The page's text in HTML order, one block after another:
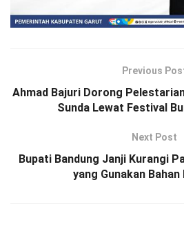
Previous
Ahmad Bajuri Dorong
Sunda Lewat Festival
Next Post
Bupati Bandung Janji Kurangi
yang Gunakan Bahan